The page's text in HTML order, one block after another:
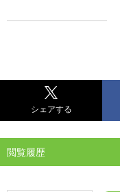
シェアする
閲覧履歴